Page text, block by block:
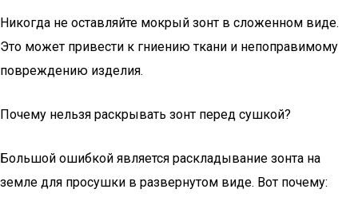
Никогда не оставляйте мокрый зонт в сложенном виде.
Это может привести к гниению ткани и непоправимому
повреждению изделия.
Почему нельзя раскрывать зонт перед сушкой?
Большой ошибкой является раскладывание зонта на
земле для просушки в развернутом виде. Вот почему: